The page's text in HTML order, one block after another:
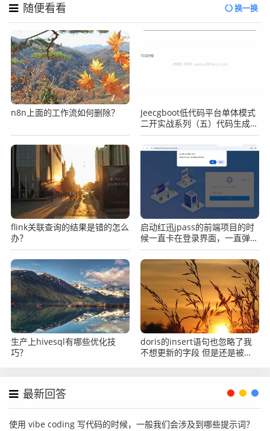
和行动, 将铺就通往更好的自己的道路
随便看看 换一换
n8n上面的工作流如何删除？
Jeecgboot低代码平台单体模式
二开实战系列（五）代码生成器
配置
flink关联查询的结果是错的怎么
办？
启动红迅jpass的前端项目的时
候一直卡在登录界面，一直弹窗
登录已过期，死循环一样。
生产上hivesql有哪些优化技
巧？
doris的insert语句也忽略了我
不想更新的字段 但是还是被覆
最新回答
使用 vibe coding 写代码的时候，一般我们会涉及到哪些提示词？